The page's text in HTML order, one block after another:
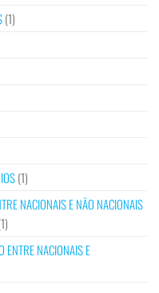
(1)
(1)
NACIONAIS E NÃO NACIONAIS
ENTRE NACIONAIS E